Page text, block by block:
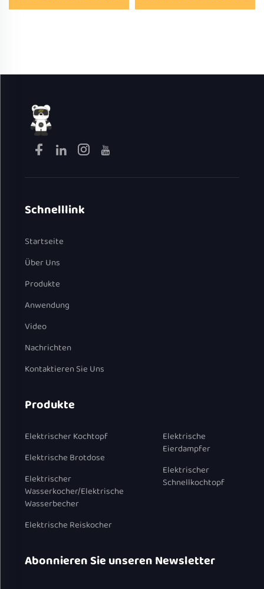
tragbarer Kochtopf mit
geteiltem Topf, 4 L,
elektrischer Kochtopf
Schnelllink
Startseite
Über Uns
Produkte
Anwendung
Video
Nachrichten
Kontaktieren Sie Uns
Produkte
Elektrischer Kochtopf
Elektrische Brotdose
Elektrischer
Wasserkocher/Elektrische
Wasserbecher
Elektrische Reiskocher
Elektrische
Eierdampfer
Elektrischer
Schnellkochtopf
Abonnieren Sie unseren Newsletter